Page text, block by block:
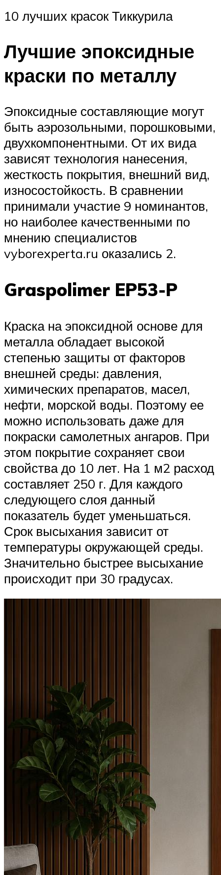
10 лучших красок Тиккурила
Лучшие эпоксидные
краски по металлу
Эпоксидные составляющие могут
быть аэрозольными, порошковыми,
двухкомпонентными. От их вида
зависят технология нанесения,
жесткость покрытия, внешний вид,
износостойкость. В сравнении
принимали участие 9 номинантов,
но наиболее качественными по
мнению специалистов
vyborexperta.ru оказались 2.
Graspolimer EP53-P
Краска на эпоксидной основе для
металла обладает высокой
степенью защиты от факторов
внешней среды: давления,
химических препаратов, масел,
нефти, морской воды. Поэтому ее
можно использовать даже для
покраски самолетных ангаров. При
этом покрытие сохраняет свои
свойства до 10 лет. На 1 м2 расход
составляет 250 г. Для каждого
следующего слоя данный
показатель будет уменьшаться.
Срок высыхания зависит от
температуры окружающей среды.
Значительно быстрее высыхание
происходит при 30 градусах.